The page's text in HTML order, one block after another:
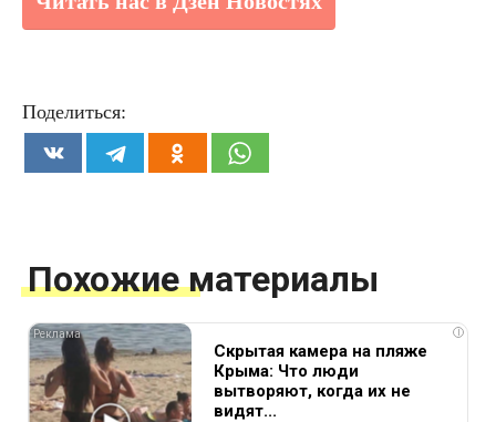
Поделиться:
Похожие материалы
i
Скрытая камера на пляже
Крыма: Что люди
вытворяют, когда их не
видят...